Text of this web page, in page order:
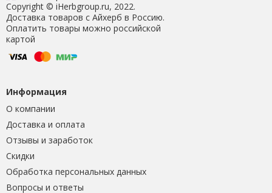
Copyright © iHerbgroup.ru, 2022.
Доставка товаров с Айхерб в Россию.
Оплатить товары можно российской
картой
Информация
О компании
Доставка и оплата
Отзывы и заработок
Скидки
Обработка персональных данных
Вопросы и ответы